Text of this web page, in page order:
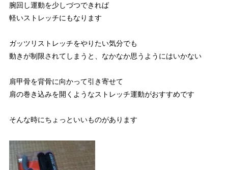
腕回し運動を少しづつできれば
軽いストレッチにもなります
ガッツリストレッチをやりたい気分でも
動きが制限されてしまうと、なかなか思うようにはいかない
肩甲骨を背骨に向かって引き寄せて
肩の巻き込みを開くようなストレッチ運動がおすすめです
そんな時にちょっといいものがあります